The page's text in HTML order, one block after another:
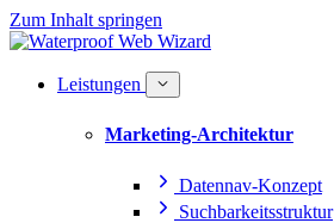
Zum Inhalt springen
Leistungen
Marketing-Architektur
Datennav-Konzept
Suchbarkeitsstruktur